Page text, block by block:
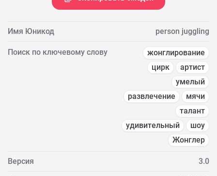
Имя Юникод person juggling
Поиск по ключевому слову
жонглирование
цирк
артист
умелый
развлечение
мячи
талант
удивительный
шоу
Жонглер
Версия 3.0